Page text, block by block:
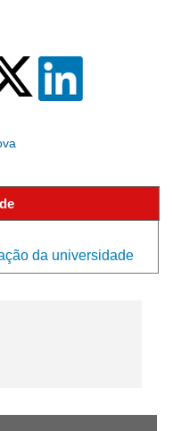
da universidade